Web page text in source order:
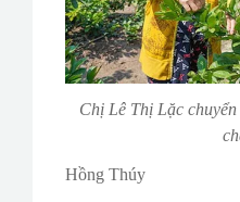
Chị Lê Thị Lặc
Hồng Thúy